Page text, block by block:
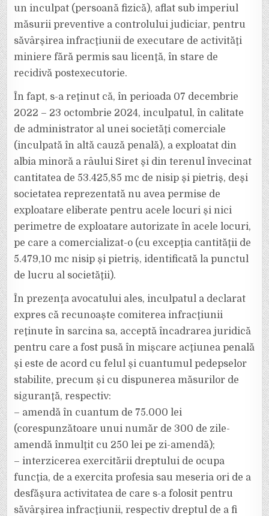
PROCURORII
un inculpat (persoană fizică), aflat sub imperiul
măsurii preventive a controlului judiciar, pentru
săvârşirea infracţiunii de executare de activităţi
miniere fără permis sau licenţă, în stare de
recidivă postexecutorie.
În fapt, s-a reţinut că, în perioada 07 decembrie
2022 – 23 octombrie 2024, inculpatul, în calitate
de administrator al unei societăţi comerciale
(inculpată în altă cauză penală), a exploatat din
albia minoră a râului Siret şi din terenul învecinat
cantitatea de 53.425,85 mc de nisip şi pietriş, deşi
societatea reprezentată nu avea permise de
exploatare eliberate pentru acele locuri şi nici
perimetre de exploatare autorizate în acele locuri,
pe care a comercializat-o (cu excepţia cantităţii de
5.479,10 mc nisip şi pietriş, identificată la punctul
de lucru al societăţii).
În prezenţa avocatului ales, inculpatul a declarat
expres că recunoaşte comiterea infracţiunii
reţinute în sarcina sa, acceptă încadrarea juridică
pentru care a fost pusă în mişcare acţiunea penală
şi este de acord cu felul şi cuantumul pedepselor
stabilite, precum şi cu dispunerea măsurilor de
siguranţă, respectiv:
– amendă în cuantum de 75.000 lei
(corespunzătoare unui număr de 300 de zile-
amendă înmulţit cu 250 lei pe zi-amendă);
– interzicerea exercitării dreptului de ocupa
funcţia, de a exercita profesia sau meseria ori de a
desfăşura activitatea de care s-a folosit pentru
săvârşirea infracţiunii, respectiv dreptul de a fi